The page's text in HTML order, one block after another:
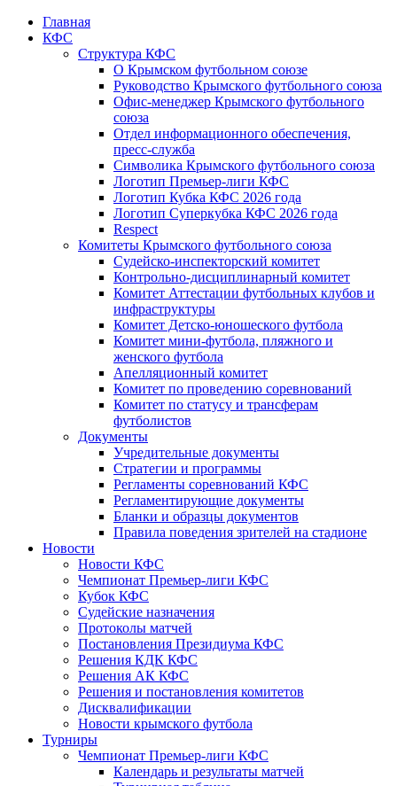
Главная
КФС
Структура КФС
О Крымском футбольном союзе
Руководство Крымского футбольного союза
Офис-менеджер Крымского футбольного
союза
Отдел информационного обеспечения,
пресс-служба
Символика Крымского футбольного союза
Логотип Премьер-лиги КФС
Логотип Кубка КФС 2026 года
Логотип Суперкубка КФС 2026 года
Respect
Комитеты Крымского футбольного союза
Судейско-инспекторский комитет
Контрольно-дисциплинарный комитет
Комитет Аттестации футбольных клубов и
инфраструктуры
Комитет Детско-юношеского футбола
Комитет мини-футбола, пляжного и
женского футбола
Апелляционный комитет
Комитет по проведению соревнований
Комитет по статусу и трансферам
футболистов
Документы
Учредительные документы
Стратегии и программы
Регламенты соревнований КФС
Регламентирующие документы
Бланки и образцы документов
Правила поведения зрителей на стадионе
Новости
Новости КФС
Чемпионат Премьер-лиги КФС
Кубок КФС
Судейские назначения
Протоколы матчей
Постановления Президиума КФС
Решения КДК КФС
Решения АК КФС
Решения и постановления комитетов
Дисквалификации
Новости крымского футбола
Турниры
Чемпионат Премьер-лиги КФС
Календарь и результаты матчей